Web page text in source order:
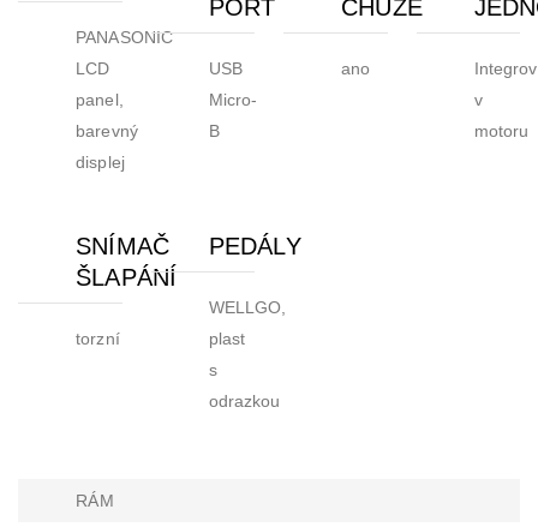
PANASONIC
LCD
panel,
barevný
displej
PORT
USB
Micro-
B
CHŮZE
ano
v
motoru
SNÍMAČ
ŠLAPÁNÍ
torzní
PEDÁLY
WELLGO,
plast
s
odrazkou
RÁM